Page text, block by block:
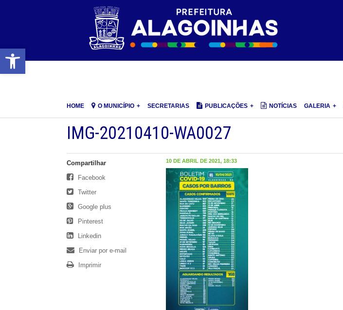
Barra de Ferramentas Aberta
HOME O MUNICÍPIO SECRETARIAS PUBLICAÇÕES NOTÍCIAS GALERIA
IMG-20210410-WA0027
10 DE ABRIL DE 2021, 18:33
Compartilhar
Facebook
Twitter
Google plus
Pinterest
Linkedin
Enviar por e-mail
Imprimir